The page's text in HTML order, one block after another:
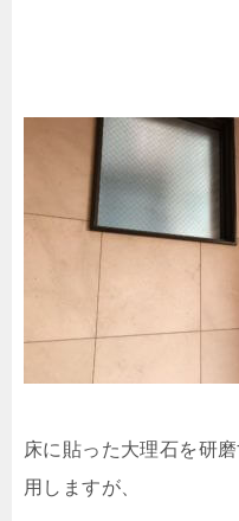
床に貼った大理石を研
用しますが、